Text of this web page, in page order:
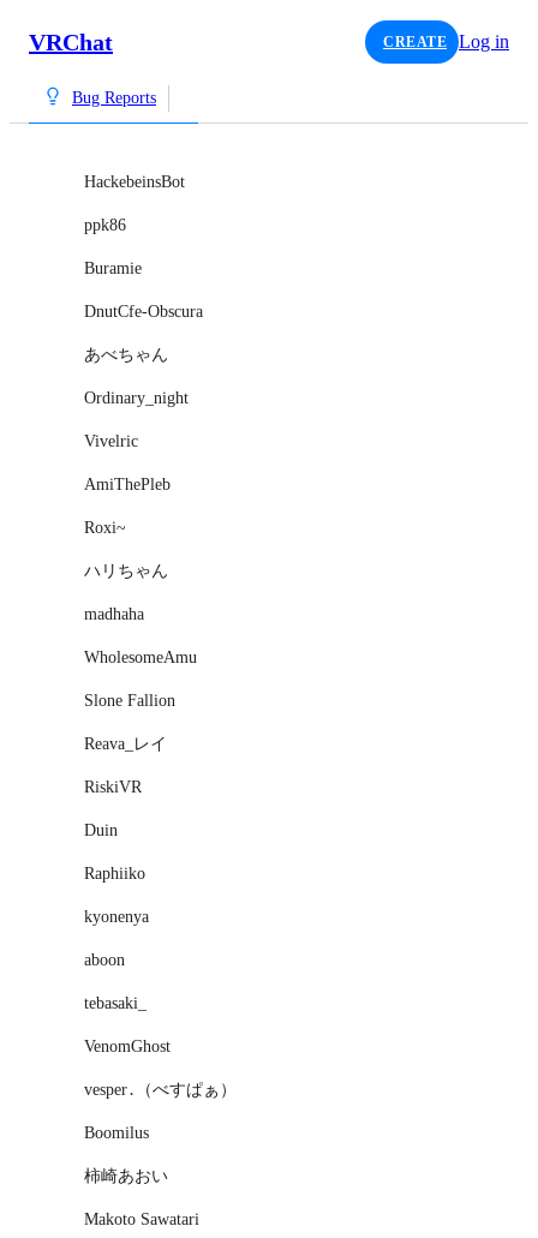
VRChat CREATE Log in
Bug Reports
HackebeinsBot
ppk86
Buramie
DnutCfe-Obscura
あべちゃん
Ordinary_night
Vivelric
AmiThePleb
Roxi~
ハリちゃん
madhaha
WholesomeAmu
Slone Fallion
Reava_レイ
RiskiVR
Duin
Raphiiko
kyonenya
aboon
tebasaki_
VenomGhost
vesper․（べすぱぁ）
Boomilus
柿崎あおい
Makoto Sawatari